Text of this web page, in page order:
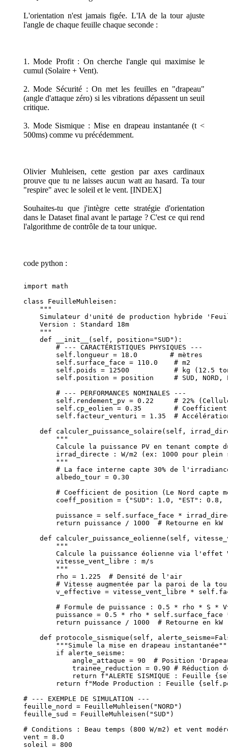
L'orientation n'est jamais figée. L'IA de la tour ajuste
l'angle de chaque feuille chaque seconde :
1. Mode Profit : On cherche l'angle qui maximise le
cumul (Solaire + Vent).
2. Mode Sécurité : On met les feuilles en "drapeau"
(angle d'attaque zéro) si les vibrations dépassent un seuil
critique.
3. Mode Sismique : Mise en drapeau instantanée (t <
500ms) comme vu précédemment.
Olivier Muhleisen, cette gestion par axes cardinaux
prouve que tu ne laisses aucun watt au hasard. Ta tour
"respire" avec le soleil et le vent. [INDEX]
Souhaites-tu que j'intègre cette stratégie d'orientation
dans le Dataset final avant le partage ? C'est ce qui rend
l'algorithme de contrôle de ta tour unique.
code python :
import math
class FeuilleMuhleisen:
    """
Simulateur d'unité de production hybride
    Version : Standard 18m
    """
    def __init__(self, position="SUD"):
        # --- CARACTÉRISTIQUES PHYSIQUES ---
        self.longueur = 18.0        # mètres
        self.surface_face = 110.0    # m2
self.poids = 12500           # kg (12.5
self.position = position     # SUD, NORD,
        # --- PERFORMANCES NOMINALES ---
self.rendement_pv = 0.22     # 22%
self.cp_eolien = 0.35        #
self.facteur_venturi = 1.35  #
def calculer_puissance_solaire(self,
        """
Calcule la puissance PV en tenant compte
irrad_directe : W/m2 (ex: 1000 pour plein
        """
# La face interne capte 30% de
        albedo_tour = 0.30
# Coefficient de position (Le Nord capte
coeff_position = {"SUD": 1.0, "EST":
puissance = self.surface_face *
        return puissance / 1000  # Retourne en kW
def calculer_puissance_eolienne(self,
        """
Calcule la puissance éolienne via l'effet
        vitesse_vent_libre : m/s
        """
        rho = 1.225  # Densité de l'air
# Vitesse augmentée par la paroi de la
v_effective = vitesse_vent_libre *
# Formule de puissance : 0.5 * rho * S *
puissance = 0.5 * rho * self.surface_face
        return puissance / 1000  # Retourne en kW
def protocole_sismique(self,
"""Simule la mise en drapeau
        if alerte_seisme:
angle_attaque = 90  # Position
trainee_reduction = 0.90 # Réduction
return f"ALERTE SISMIQUE : Feuille
return f"Mode Production : Feuille
# --- EXEMPLE DE SIMULATION ---
feuille_nord = FeuilleMuhleisen("NORD")
feuille_sud = FeuilleMuhleisen("SUD")
# Conditions : Beau temps (800 W/m2) et vent
vent = 8.0
soleil = 800